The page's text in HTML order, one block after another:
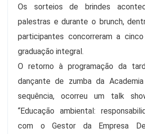
Os sorteios de brindes
palestras e durante o brunch,
participantes concorreram a
graduação integral.
O retorno à programação da
dançante de zumba da
sequência, ocorreu um talk
“Educação ambiental:
com o Gestor da Empresa